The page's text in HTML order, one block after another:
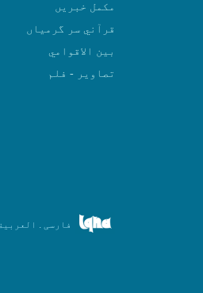
مکمل خبریں
قرآني سر گرمياں
بين الاقوامي
تصاوير - فلم
فارسی . العربیة